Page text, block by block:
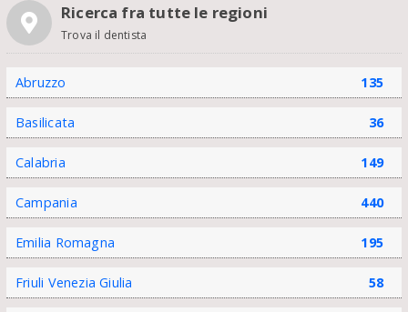
Ricerca fra tutte le regioni
Trova il dentista
Abruzzo 135
Basilicata 36
Calabria 149
Campania 440
Emilia Romagna 195
Friuli Venezia Giulia 58